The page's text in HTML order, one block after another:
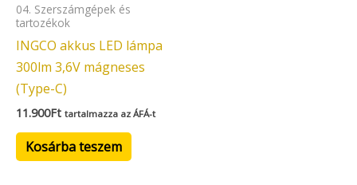
04. Szerszámgépek és
tartozékok
INGCO akkus LED lámpa
300lm 3,6V mágneses
(Type-C)
11.900Ft tartalmazza az ÁFÁ-t
Kosárba teszem